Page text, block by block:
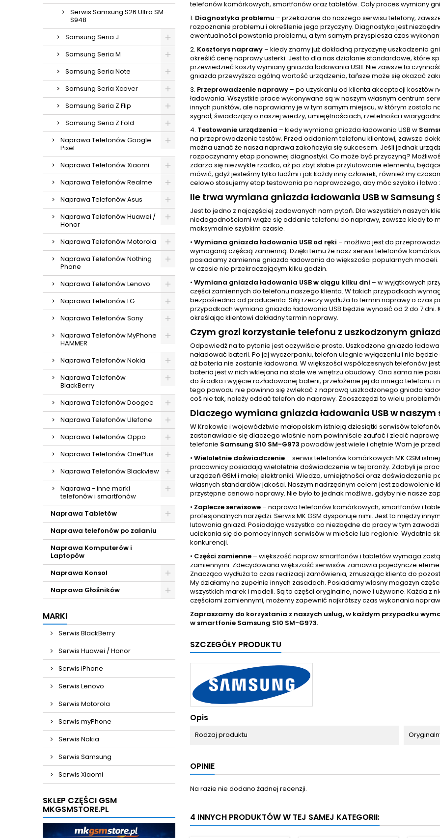
Serwis Samsung S26 Ultra SM-
S948
Samsung Seria J
Samsung Seria M
Samsung Seria Note
Samsung Seria Xcover
Samsung Seria Z Flip
Samsung Seria Z Fold
Naprawa Telefonów Google
Pixel
Naprawa Telefonów Xiaomi
Naprawa Telefonów Realme
Naprawa Telefonów Asus
Naprawa Telefonów Huawei /
Honor
Naprawa Telefonów Motorola
Naprawa Telefonów Nothing
Phone
Naprawa Telefonów Lenovo
Naprawa Telefonów LG
Naprawa Telefonów Sony
Naprawa Telefonów MyPhone
HAMMER
Naprawa Telefonów Nokia
Naprawa Telefonów
BlackBerry
Naprawa Telefonów Doogee
Naprawa Telefonów Ulefone
Naprawa Telefonów Oppo
Naprawa Telefonów OnePlus
Naprawa Telefonów Blackview
Naprawa - inne marki
telefonów i smartfonów
Naprawa Tabletów
Naprawa telefonów po zalaniu
Naprawa Komputerów i
Laptopów
Naprawa Konsol
Naprawa Głośników
MARKI
Serwis BlackBerry
Serwis Huawei / Honor
Serwis iPhone
Serwis Lenovo
Serwis Motorola
Serwis myPhone
Serwis Nokia
Serwis Samsung
Serwis Xiaomi
SKLEP CZĘŚCI GSM
MKGSMSTORE.PL
telefonów komórkowych, smartfonów oraz tabletów. Cały proces wymiany
1. Diagnostyka problemu – przekazane do naszego serwisu telefony,
rozpoznanie problemu i określenie jego przyczyny. Diagnostyka jest
ewentualności powstania problemu, a tym samym przyspiesza czas
2. Kosztorys naprawy – kiedy znamy już dokładną przyczynę uszkodzenia
określić cenę naprawy usterki. Jest to dla nas działanie standardowe, które
przewiedzieć koszty wymiany gniazda ładowania USB. Nie zawsze ta
gniazda przewyższa ogólną wartość urządzenia, tańsze może się okazać
3. Przeprowadzenie naprawy – po uzyskaniu od klienta akceptacji kosztów
ładowania. Wszystkie prace wykonywane są w naszym własnym centrum
innych punktów, ale naprawiamy je w tym samym miejscu, w którym zostało
sygnał, świadczący o naszej wiedzy, umiejętnościach, rzetelności i
4. Testowanie urządzenia – kiedy wymiana gniazda ładowania USB w
na przeprowadzenie testów. Przed oddaniem telefonu klientowi, zawsze
można uznać że nasza naprawa zakończyła się sukcesem. Jeśli jednak
rozpoczynamy etap ponownej diagnostyki. Co może być przyczyną?
zdarza się niezwykle rzadko, aż po zbyt słabe przylutowanie elementu,
mówić, gdyż jesteśmy tylko ludźmi i jak każdy inny człowiek, również my
celowo stosujemy etap testowania po naprawczego, aby móc szybko i
Ile trwa wymiana gniazda ładowania USB w Samsung
Jest to jedno z najczęściej zadawanych nam pytań. Dla wszystkich naszych
niedogodnościami wiąże się oddanie telefonu do naprawy, zawsze kiedy to
maksymalnie szybkim czasie.
• Wymiana gniazda ładowania USB od ręki – możliwa jest do
wymaganą częścią zamienną. Dzięki temu że nasz serwis telefonów
posiadamy zamienne gniazda ładowania do większości popularnych
w czasie nie przekraczającym kilku godzin.
• Wymiana gniazda ładowania USB w ciągu kilku dni – w wyjątkowych
części zamiennych do telefonu naszego klienta. W takich przypadkach
bezpośrednio od producenta. Siłą rzeczy wydłuża to termin naprawy o czas
przypadkach wymiana gniazda ładowania USB będzie wynosić od 2 do 7
określając klientowi dokładny termin naprawy.
Czym grozi korzystanie telefonu z uszkodzonym
Odpowiedź na to pytanie jest oczywiście prosta. Uszkodzone gniazdo
naładować baterii. Po jej wyczerpaniu, telefon ulegnie wyłączeniu i nie
aż bateria nie zostanie ładowana. W większości współczesnych telefonów
bateria jest w nich wklejana na stałe we wnętrzu obudowy. Ona sama nie
do środka i wyjęcie rozładowanej baterii, przełożenie jej do innego telefonu i
tego powodu nie powinno się zwlekać z naprawą uszkodzonego gniada
coś nie tak, należy oddać telefon do naprawy. Zaoszczędzi to wielu
Dlaczego wymiana gniazda ładowania USB w naszym
W Krakowie i województwie małopolskim istnieją dziesiątki serwisów
zastanawiacie się dlaczego właśnie nam powinniście zaufać i zlecić
telefonie Samsung S10 SM-G973 powodów jest wiele i chętnie Wam je
• Wieloletnie doświadczenie – serwis telefonów komórkowych MK GSM
pracownicy posiadają wieloletnie doświadczenie w tej branży. Zdobyli je
urządzeń GSM i małej elektroniki. Wiedza, umiejętności oraz doświadczenie
własnych standardów jakości. Naszym nadrzędnym celem jest zadowolenie
przystępne cenowo naprawy. Nie było to jednak możliwe, gdyby nie nasze
• Zaplecze serwisowe – naprawa telefonów komórkowych, smartfonów i
profesjonalnych narzędzi. Serwis MK GSM dysponuje nimi. Jest to między
lutowania gniazd. Posiadając wszystko co niezbędne do pracy w tym
uciekania się do pomocy innych serwisów w mieście lub regionie. Wydatnie
konkurencji.
• Części zamienne – większość napraw smartfonów i tabletów wymaga
zamiennymi. Zdecydowana większość serwisów zamawia pojedyncze
Znacząco wydłuża to czas realizacji zamówienia, zmuszając klienta do
My działamy na zupełnie innych zasadach. Posiadamy własny magazyn
wszystkich marek i modeli. Są to części oryginalne, nowe i używane. Każda z
częściami zamiennymi, możemy zapewnić najkrótszy czas wykonania
Zapraszamy do korzystania z naszych usług, w każdym przypadku
w smartfonie Samsung S10 SM-G973.
SZCZEGÓŁY PRODUKTU
Opis
Rodzaj produktu
OPINIE
Na razie nie dodano żadnej recenzji.
4 INNYCH PRODUKTÓW W TEJ SAMEJ KATEGORII: